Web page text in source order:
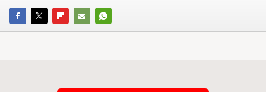
FACEBOOKTWITTERFLIPBOARD
E-
WHATSAPP